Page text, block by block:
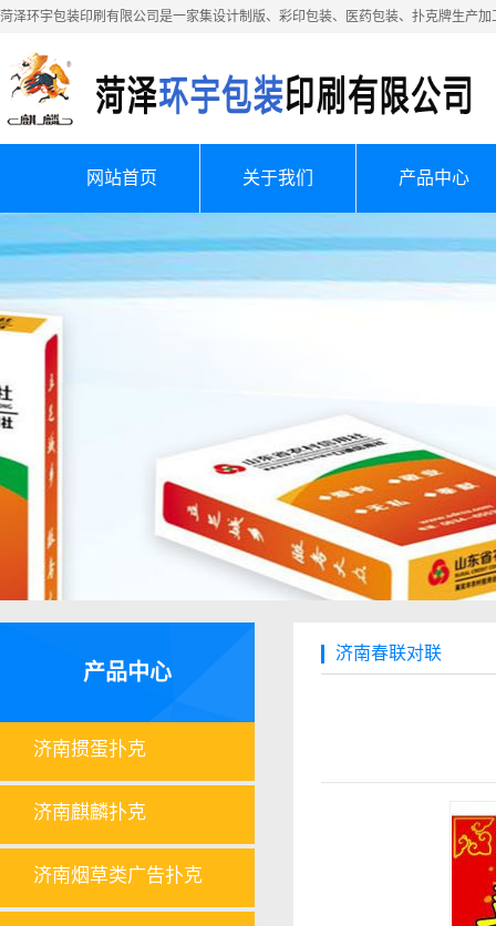
菏泽环宇包装印刷有限公司是一家集设计制版、彩印包装、医药包装、扑克牌生产
网站首页 关于我们 产品中心
产品中心
济南掼蛋扑克
济南麒麟扑克
济南烟草类广告扑克
济南春联对联